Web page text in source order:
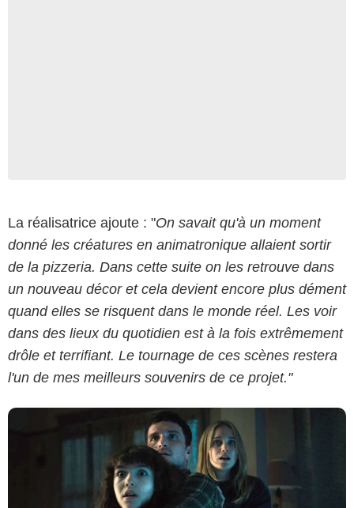
La réalisatrice ajoute : "On savait qu'à un moment
donné les créatures en animatronique allaient sortir
de la pizzeria. Dans cette suite on les retrouve dans
un nouveau décor et cela devient encore plus dément
quand elles se risquent dans le monde réel. Les voir
dans des lieux du quotidien est à la fois extrêmement
drôle et terrifiant. Le tournage de ces scènes restera
l'un de mes meilleurs souvenirs de ce projet."